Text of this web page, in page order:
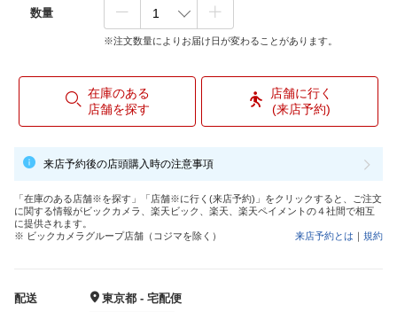
数量
※注文数量によりお届け日が変わることがあります。
在庫のある
店舗を探す
店舗に行く
(来店予約)
来店予約後の店頭購入時の注意事項
「在庫のある店舗※を探す」「店舗※に行く(来店予約)」をクリックすると、ご注文
に関する情報がビックカメラ、楽天ビック、楽天、楽天ペイメントの４社間で相互
に提供されます。
※ ビックカメラグループ店舗（コジマを除く）
来店予約とは ｜ 規約
配送 東京都 - 宅配便